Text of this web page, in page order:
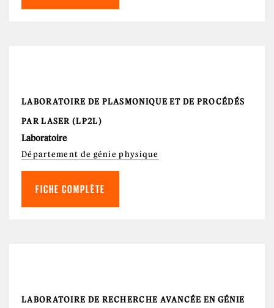
LABORATOIRE DE PLASMONIQUE ET DE PROCÉDÉS
PAR LASER (LP2L)
Laboratoire
Département de génie physique
FICHE COMPLÈTE
LABORATOIRE DE RECHERCHE AVANCÉE EN GÉNIE